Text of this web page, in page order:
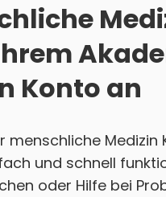
Konto an
menschliche
und schnell
oder Hilfe bei